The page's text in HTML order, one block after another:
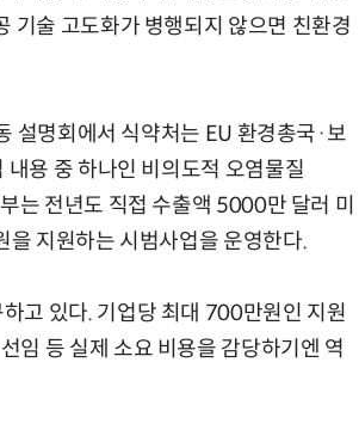
기술 고도화가 병행되지 않으면 친환경
설명회에서 식약처는 EU 환경총국·보
용 중 하나인 비의도적 오염물질
는 전년도 직접 수출액 5000만 달러 미
지원하는 시범사업을 운영한다.
고 있다. 기업당 최대 700만원인 지원
임 등 실제 소요 비용을 감당하기엔 역